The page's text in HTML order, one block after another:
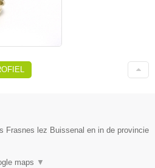
Frasnes lez Buissenal en in de provincie
maps ▼